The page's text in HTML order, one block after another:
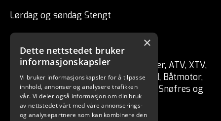
Lørdag og søndag Stengt
CSP ENGRO AS
Forhandler av fritidskjøretøy Tilhenger, ATV, XTV,
UTV, Mopedbil, Snøscooter, MC, Moped, Båtmotor,
Båt, Vannscooter, Elektriske kjøretøy, Snøfres og
redskaper for skog / hage.
×
Dette nettstedet bruker
informasjonskapsler
Vi bruker informasjonskapsler for å tilpasse
innhold, annonser og analysere trafikken
vår. Vi deler også informasjon om din bruk
av nettstedet vårt med våre annonserings-
og analysepartnere som kan kombinere den